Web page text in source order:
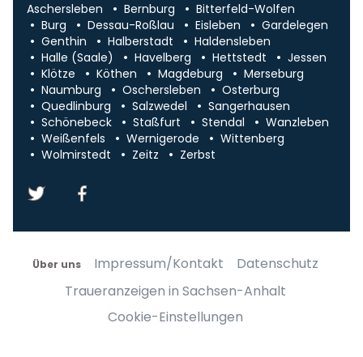
Aschersleben Bernburg
Bitterfeld-Wolfen
Burg
Dessau-Roßlau Eisleben
Gardelegen
Genthin
Halberstadt
Haldensleben
Halle (Saale)
Havelberg Hettstedt
Jessen
Klötze
Köthen Magdeburg
Merseburg
Naumburg
Oschersleben
Osterburg
Quedlinburg
Salzwedel
Sangerhausen
Schönebeck
Staßfurt Stendal
Wanzleben
Weißenfels
Wernigerode
Wittenberg
Wolmirstedt
Zeitz Zerbst
Über uns Impressum/Kontakt
Datenschutz
Traueranzeigen in Sachsen-Anhalt
Cookie-Einstellungen